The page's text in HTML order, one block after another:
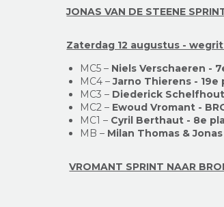
JONAS VAN DE STEENE
Zaterdag 12 augustus -
MC5 – Niels Verschaeren - 7
MC4 –Jarno Thierens - 19e
MC3 – Diederick Schelfhout
MC2 – Ewoud Vromant -
MC1 – Cyril Berthaut - 8e
MB – Milan Thomas &
VROMANT SPRINT NAAR